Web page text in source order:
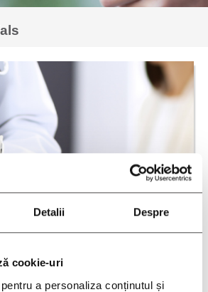
Detalii Despre
cookie-uri
a personaliza conținutul și